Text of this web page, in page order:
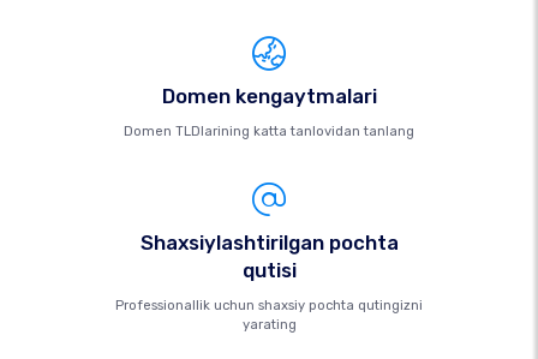
Domen kengaytmalari
Domen TLDlarining katta tanlovidan tanlang
Shaxsiylashtirilgan pochta
qutisi
Professionallik uchun shaxsiy pochta qutingizni
yarating